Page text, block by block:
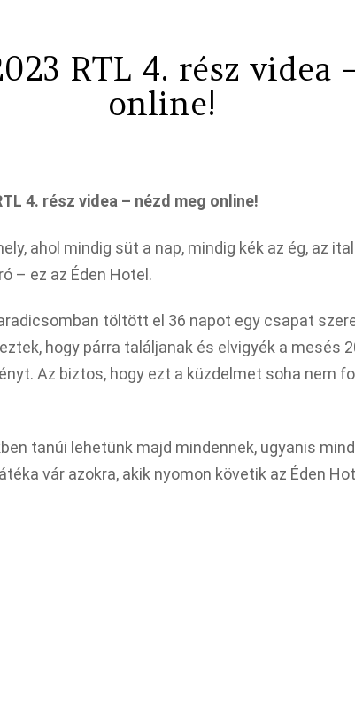
RTL 4. rész videa
online!
4. rész videa – nézd meg online!
ahol mindig süt a nap, mindig kék az ég, az
– ez az Éden Hotel.
töltött el 36 napot egy csapat
hogy párra találjanak és elvigyék a mesés
Az biztos, hogy ezt a küzdelmet soha nem
tanúi lehetünk majd mindennek, ugyanis
vár azokra, akik nyomon követik az Éden